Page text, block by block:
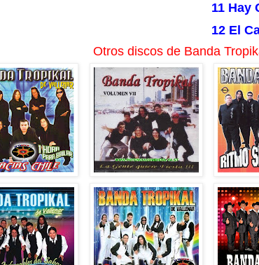
11 Hay
12 El
Otros discos de Banda